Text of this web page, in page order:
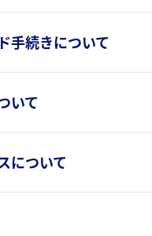
手続きについて
いて
について